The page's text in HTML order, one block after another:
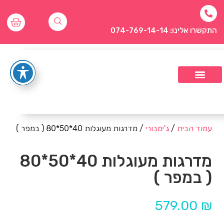
התקשרו אלינו: 074-769-14-14
עמוד הבית /ג'ימבורי / מדרגות מעוגלות 40*50*80 ( במפר )
מדרגות מעוגלות 40*50*80
( במפר )
579.00 ₪